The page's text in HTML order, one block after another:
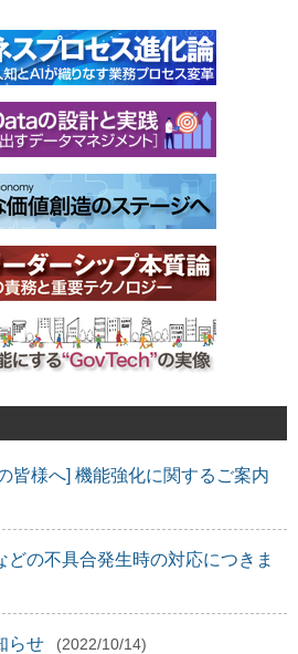
皆様へ] 機能強化に関するご案内
の不具合発生時の対応につきま
らせ (2022/10/14)